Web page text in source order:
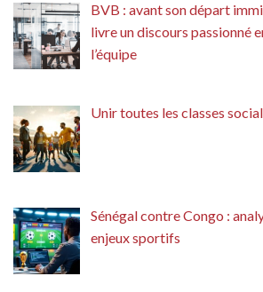
BVB : avant son départ
livre un discours passionné
l’équipe
Unir toutes les classes
Sénégal contre Congo :
enjeux sportifs